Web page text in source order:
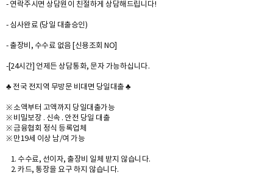
- 연락주시면 상담원이 친절하게 상담해드립니다!
- 심사완료 (당일 대출승인)
- 출장비, 수수료 없음 [신용조회 NO]
-[24시간] 언제든 상담통화, 문자 가능하십니다.
♣ 전국 전지역 무방문 비대면 당일대출 ♣
※ 소액부터 고액까지 당일대출가능
※ 비밀보장 . 신속 . 안전 당일 대출
※ 금융협회 정식 등록업체
※ 만19세 이상 남/여 가능
1. 수수료, 선이자, 출장비 일체 받지 않습니다.
2. 카드, 통장을 요구 하지 않습니다.